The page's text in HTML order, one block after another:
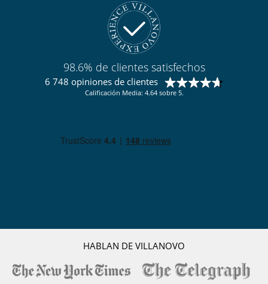
98.6% de clientes satisfechos
6 748 opiniones de clientes
Calificación Media: 4.64 sobre 5.
HABLAN DE VILLANOVO